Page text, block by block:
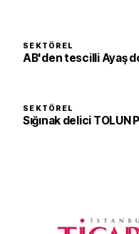
SEKTÖREL
AB'den tescilli Ayaş
SEKTÖREL
Sığınak delici